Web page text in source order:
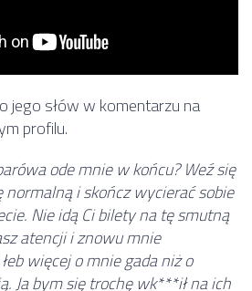
jego słów w komentarzu na
profilu.
ode mnie w końcu? Weź się
normalną i skończ wycierać sobie
Nie idą Ci bilety na tę smutną
atencji i znowu mnie
więcej o mnie gada niż o
Ja bym się trochę wk***ił na ich